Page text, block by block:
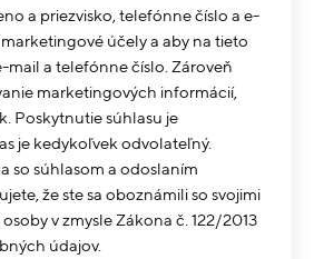
a priezvisko, telefónne číslo a e-
účely a aby na tieto
mail a telefónne číslo. Zároveň
marketingových informácií,
Poskytnutie súhlasu je
je kedykoľvek odvolateľný.
so súhlasom a odoslaním
že ste sa oboznámili so svojimi
v zmysle Zákona č. 122/2013
údajov.